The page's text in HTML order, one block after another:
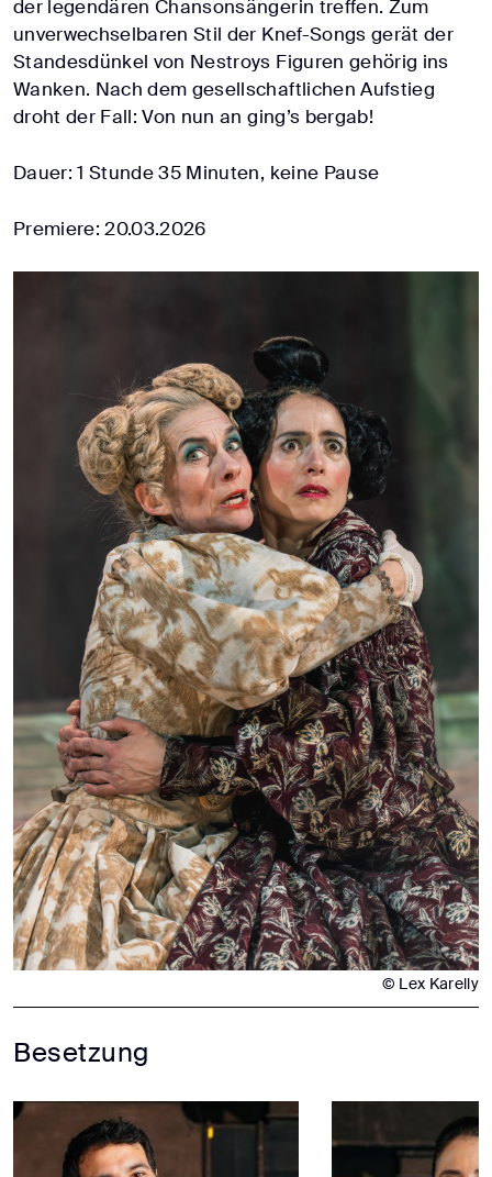
der legendären Chansonsängerin treffen. Zum
unverwechselbaren Stil der Knef-Songs gerät der
Standesdünkel von Nestroys Figuren gehörig ins
Wanken. Nach dem gesellschaftlichen Aufstieg
droht der Fall: Von nun an ging’s bergab!
Dauer: 1 Stunde 35 Minuten, keine Pause
Premiere: 20.03.2026
© Lex Karelly
Besetzung